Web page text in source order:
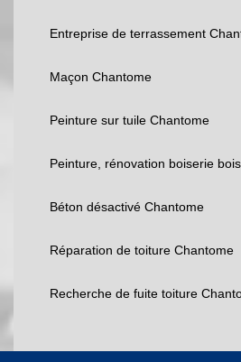
Entreprise de terrassement
Maçon Chantome
Peinture sur tuile Chantome
Peinture, rénovation boiserie
Béton désactivé Chantome
Réparation de toiture Chantome
Recherche de fuite toiture